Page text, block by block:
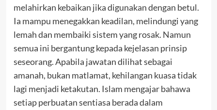
melahirkan kebaikan jika digunakan dengan betul.
Ia mampu menegakkan keadilan, melindungi yang
lemah dan membaiki sistem yang rosak. Namun
semua ini bergantung kepada kejelasan prinsip
seseorang. Apabila jawatan dilihat sebagai
amanah, bukan matlamat, kehilangan kuasa tidak
lagi menjadi ketakutan. Islam mengajar bahawa
setiap perbuatan sentiasa berada dalam